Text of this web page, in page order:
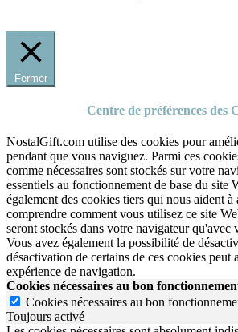
Fermer
Centre de préférences des
NostalGift.com utilise des cookies pour
pendant que vous naviguez. Parmi ces
comme nécessaires sont stockés sur votre
essentiels au fonctionnement de base du site
également des cookies tiers qui nous aident à
comprendre comment vous utilisez ce site
seront stockés dans votre navigateur qu'avec
Vous avez également la possibilité de
désactivation de certains de ces cookies
expérience de navigation.
Cookies nécessaires au bon
Cookies nécessaires au bon
Toujours activé